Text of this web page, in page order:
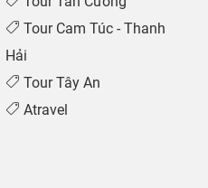
Tour Cam Túc - Thanh
Hải
Tour Tây An
Atravel